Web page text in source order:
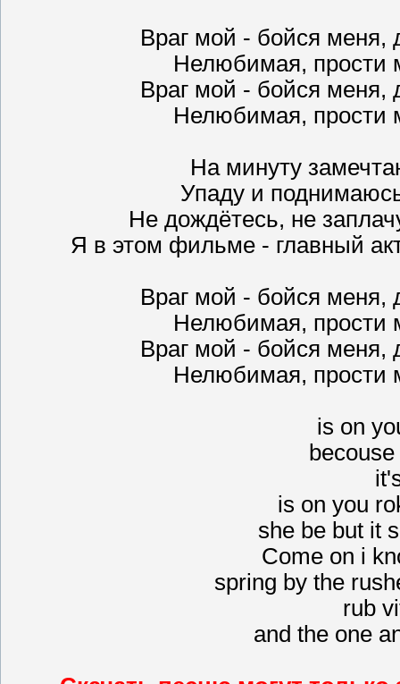
Враг мой - бойся меня,
Нелюбимая,
Враг мой - бойся меня,
Нелюбимая,
На минуту
Упаду и
Не дождётесь, не
Я в этом фильме - главный
Враг мой - бойся меня,
Нелюбимая,
Враг мой - бойся меня,
Нелюбимая,
is on
is on you
she be but it
Come on i
spring by the
rub
and the one